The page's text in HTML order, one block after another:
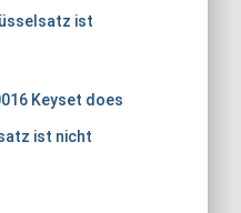
ist
Keyset does
ist nicht